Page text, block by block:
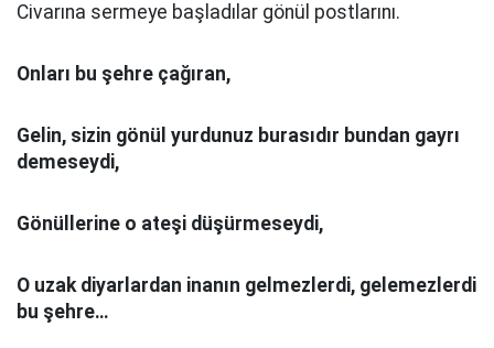
Civarına sermeye başladılar gönül postlarını.
Onları bu şehre çağıran,
Gelin, sizin gönül yurdunuz burasıdır bundan gayrı
demeseydi,
Gönüllerine o ateşi düşürmeseydi,
O uzak diyarlardan inanın gelmezlerdi, gelemezlerdi
bu şehre…